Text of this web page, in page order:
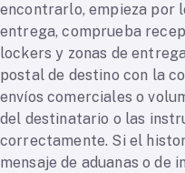
encontrarlo, empieza por
entrega, comprueba
lockers y zonas de
postal de destino con la
envíos comerciales o
del destinatario o las
correctamente. Si el
mensaje de aduanas o de